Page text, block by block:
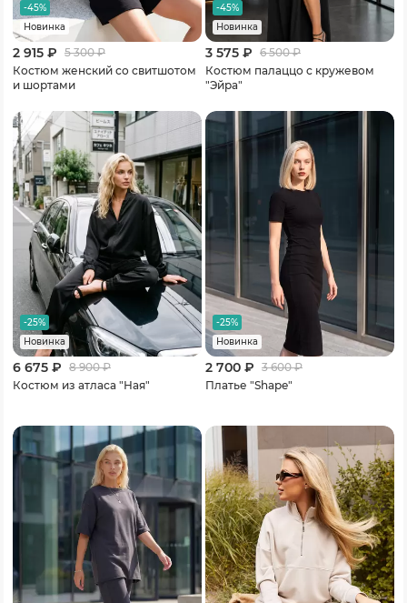
-45%
Новинка
2 915 ₽ 5 300₽
Костюм женский со свитшотом
и шортами
-45%
Новинка
3 575 ₽ 6 500₽
Костюм палаццо с кружевом
"Эйра"
-25%
Новинка
6 675 ₽ 8 900₽
Костюм из атласа "Ная"
-25%
Новинка
2 700 ₽ 3 600₽
Платье "Shape"